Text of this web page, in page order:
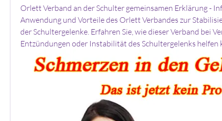
Orlett Verband an der Schulter gemeinsamen Erklärung -
Anwendung und Vorteile des Orlett Verbandes zur
der Schultergelenke. Erfahren Sie, wie dieser Verband bei
Entzündungen oder Instabilität des Schultergelenks helfen